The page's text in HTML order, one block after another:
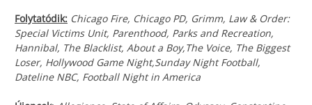
Folytatódik: Chicago Fire, Chicago PD, Grimm, Law & Order:
Special Victims Unit, Parenthood, Parks and Recreation,
Hannibal, The Blacklist, About a Boy,The Voice, The Biggest
Loser, Hollywood Game Night,Sunday Night Football,
Dateline NBC, Football Night in America